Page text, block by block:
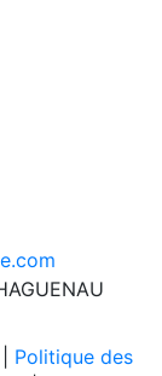
Politique des